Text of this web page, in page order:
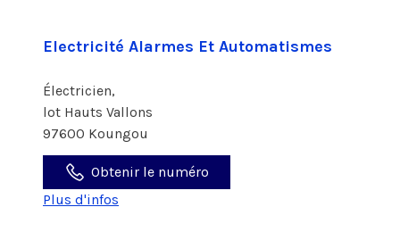
Electricité Alarmes Et Automatismes
Électricien,
lot Hauts Vallons
97600 Koungou
Obtenir le numéro
Plus d'infos